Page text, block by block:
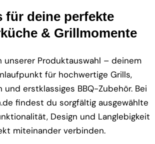
für deine perfekte
& Grillmomente
unserer Produktauswahl – deinem
für hochwertige Grills,
erstklassiges BBQ-Zubehör. Bei
findest du sorgfältig ausgewählte
Design und Langlebigkeit
miteinander verbinden.